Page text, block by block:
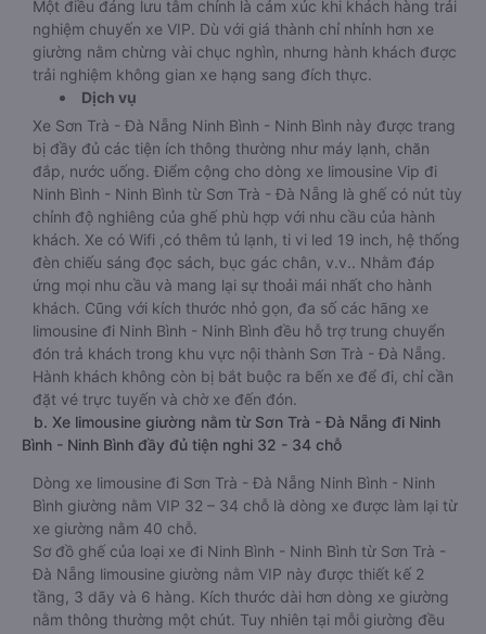
Một điều đáng lưu tâm chính là cảm xúc khi khách hàng trải
nghiệm chuyến xe VIP. Dù với giá thành chỉ nhỉnh hơn xe
giường nằm chừng vài chục nghìn, nhưng hành khách được
trải nghiệm không gian xe hạng sang đích thực.
Dịch vụ
Xe Sơn Trà - Đà Nẵng Ninh Bình - Ninh Bình này được trang
bị đầy đủ các tiện ích thông thường như máy lạnh, chăn
đắp, nước uống. Điểm cộng cho dòng xe limousine Vip đi
Ninh Bình - Ninh Bình từ Sơn Trà - Đà Nẵng là ghế có nút tùy
chỉnh độ nghiêng của ghế phù hợp với nhu cầu của hành
khách. Xe có Wifi ,có thêm tủ lạnh, ti vi led 19 inch, hệ thống
đèn chiếu sáng đọc sách, bục gác chân, v.v.. Nhằm đáp
ứng mọi nhu cầu và mang lại sự thoải mái nhất cho hành
khách. Cũng với kích thước nhỏ gọn, đa số các hãng xe
limousine đi Ninh Bình - Ninh Bình đều hỗ trợ trung chuyển
đón trả khách trong khu vực nội thành Sơn Trà - Đà Nẵng.
Hành khách không còn bị bắt buộc ra bến xe để đi, chỉ cần
đặt vé trực tuyến và chờ xe đến đón.
b. Xe limousine giường nằm từ Sơn Trà - Đà Nẵng đi Ninh
Bình - Ninh Bình đầy đủ tiện nghi 32 - 34 chỗ
Dòng xe limousine đi Sơn Trà - Đà Nẵng Ninh Bình - Ninh
Bình giường nằm VIP 32 – 34 chỗ là dòng xe được làm lại từ
xe giường nằm 40 chỗ.
Sơ đồ ghế của loại xe đi Ninh Bình - Ninh Bình từ Sơn Trà -
Đà Nẵng limousine giường nằm VIP này được thiết kế 2
tầng, 3 dãy và 6 hàng. Kích thước dài hơn dòng xe giường
nằm thông thường một chút. Tuy nhiên tại mỗi giường đều